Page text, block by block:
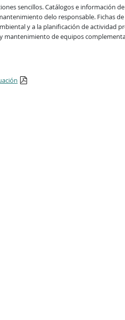
sencillos. Catálogos e información
delo responsable. Fichas
y a la planificación de actividad
mantenimiento de equipos